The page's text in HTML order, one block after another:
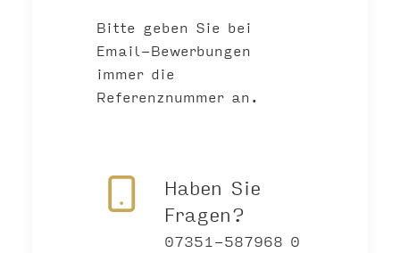
Bitte geben Sie bei
Email-Bewerbungen
immer die
Referenznummer an.
Haben Sie
Fragen?
07351-587968 0